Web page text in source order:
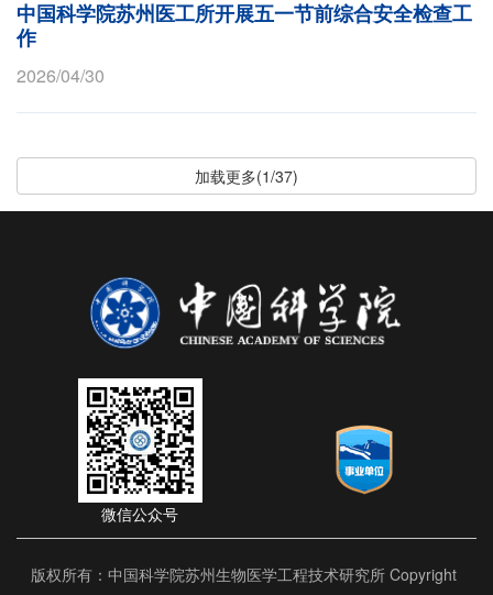
中国科学院苏州医工所开展五一节前综合安全检查工
作
2026/04/30
加载更多(1/37)
微信公众号
版权所有：中国科学院苏州生物医学工程技术研究所 Copyright